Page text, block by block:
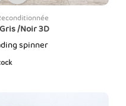
/Noir 3D